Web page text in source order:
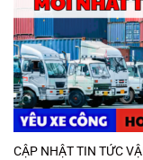
CẬP NHẬT TIN TỨC